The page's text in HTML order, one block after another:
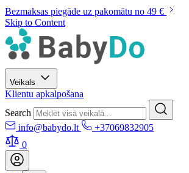
Bezmaksas piegāde uz pakomātu no 49 €
Skip to Content
Veikals
Klientu apkalpošana
Search
info@babydo.lt
+37069832905
0